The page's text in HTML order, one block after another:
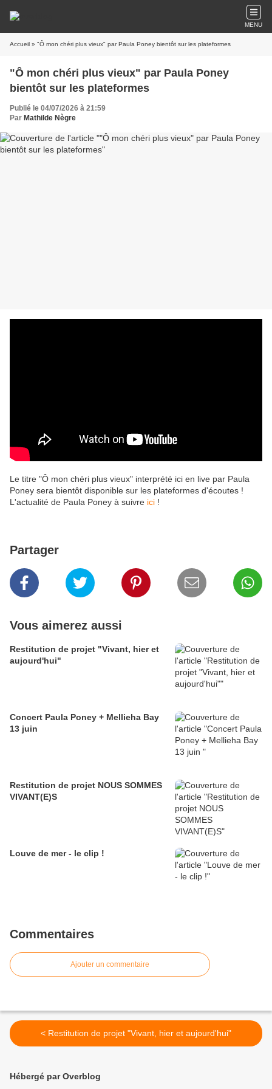
MENU
Accueil » "Ô mon chéri plus vieux" par Paula Poney bientôt sur les plateformes
"Ô mon chéri plus vieux" par Paula Poney
bientôt sur les plateformes
Publié le 04/07/2026 à 21:59
Par Mathilde Nègre
Le titre "Ô mon chéri plus vieux" interprété ici en live par Paula
Poney sera bientôt disponible sur les plateformes d'écoutes !
L'actualité de Paula Poney à suivre ici !
Partager
Vous aimerez aussi
Restitution de projet "Vivant, hier et
aujourd'hui"
Concert Paula Poney + Mellieha Bay
13 juin
Restitution de projet NOUS SOMMES
VIVANT(E)S
Louve de mer - le clip !
Commentaires
Ajouter un commentaire
< Restitution de projet "Vivant, hier et aujourd'hui"
Hébergé par Overblog